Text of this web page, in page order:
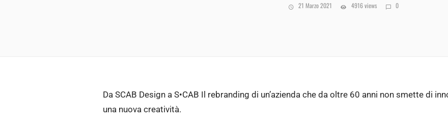
21 Marzo 2021 4916 views 0
Da SCAB Design a S•CAB Il rebranding di un’azienda che da oltre 60 anni non smette di
una nuova creatività.